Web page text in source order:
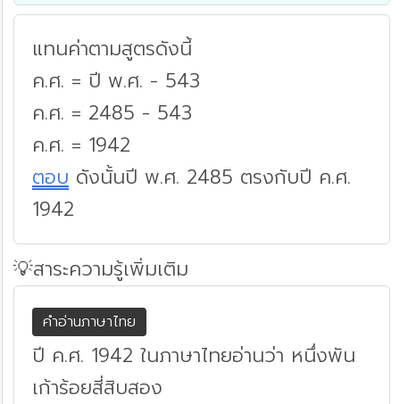
แทนค่าตามสูตรดังนี้
ค.ศ. = ปี พ.ศ. - 543
ค.ศ. = 2485 - 543
ค.ศ. = 1942
ตอบ ดังนั้นปี พ.ศ. 2485 ตรงกับปี ค.ศ.
1942
💡สาระความรู้เพิ่มเติม
คำอ่านภาษาไทย
ปี ค.ศ. 1942 ในภาษาไทยอ่านว่า หนึ่งพัน
เก้าร้อยสี่สิบสอง